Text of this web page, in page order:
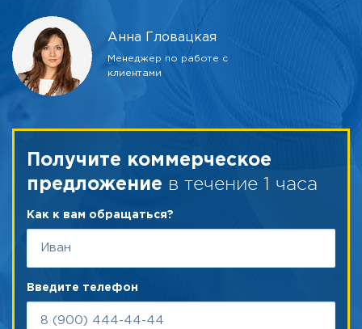
Анна Гловацкая
Менеджер по работе с
клиентами
Получите коммерческое
предложение в течение 1 часа
Как к вам обращаться?
Введите телефон